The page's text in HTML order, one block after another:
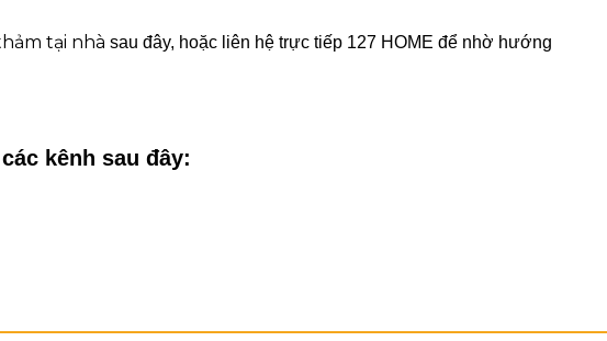
tại nhà sau đây, hoặc liên hệ trực tiếp 127 HOME để nhờ hướng
kênh sau đây: